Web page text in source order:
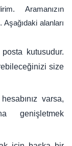
Aramanızın
alanları
kutusudur.
size
varsa,
genişletmek